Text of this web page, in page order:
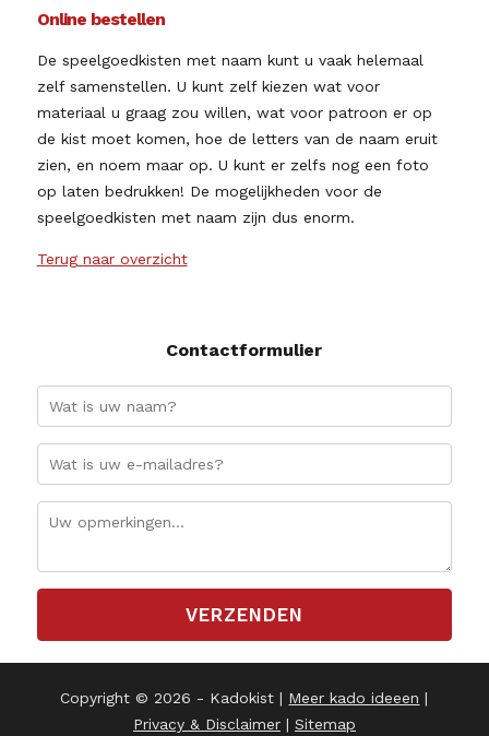
Online bestellen
De speelgoedkisten met naam kunt u vaak helemaal
zelf samenstellen. U kunt zelf kiezen wat voor
materiaal u graag zou willen, wat voor patroon er op
de kist moet komen, hoe de letters van de naam eruit
zien, en noem maar op. U kunt er zelfs nog een foto
op laten bedrukken! De mogelijkheden voor de
speelgoedkisten met naam zijn dus enorm.
Terug naar overzicht
Contactformulier
Copyright © 2026 - Kadokist | Meer kado ideeen |
Privacy & Disclaimer| Sitemap